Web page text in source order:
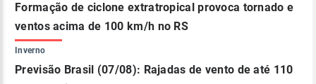
Formação de ciclone extratropical provoca tornado e
ventos acima de 100 km/h no RS
Inverno
Previsão Brasil (07/08): Rajadas de vento de até 110